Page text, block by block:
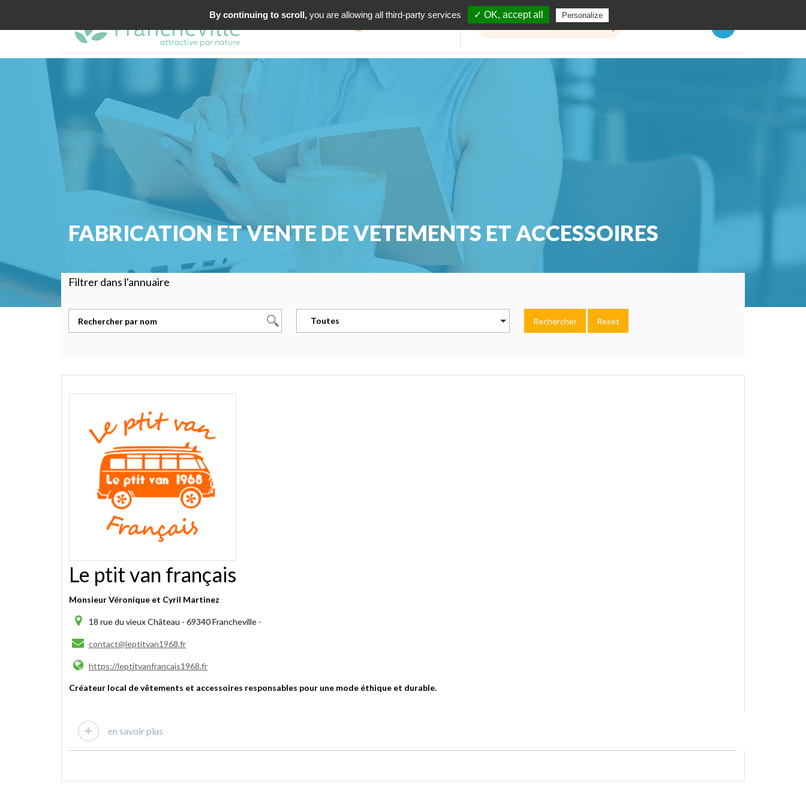
FABRICATION ET VENTE DE VETEMENTS ET ACCESSOIRES
Filtrer dans l'annuaire
Toutes Rechercher Reset
Le ptit van français
Monsieur Véronique et Cyril Martinez
18 rue du vieux Château - 69340 Francheville -
contact@leptitvan1968.fr
https://leptitvanfrancais1968.fr
Créateur local de vêtements et accessoires responsables pour une mode éthique et durable.
en savoir plus
By continuing to scroll, you are allowing all third-party services ✓ OK, accept all Personalize